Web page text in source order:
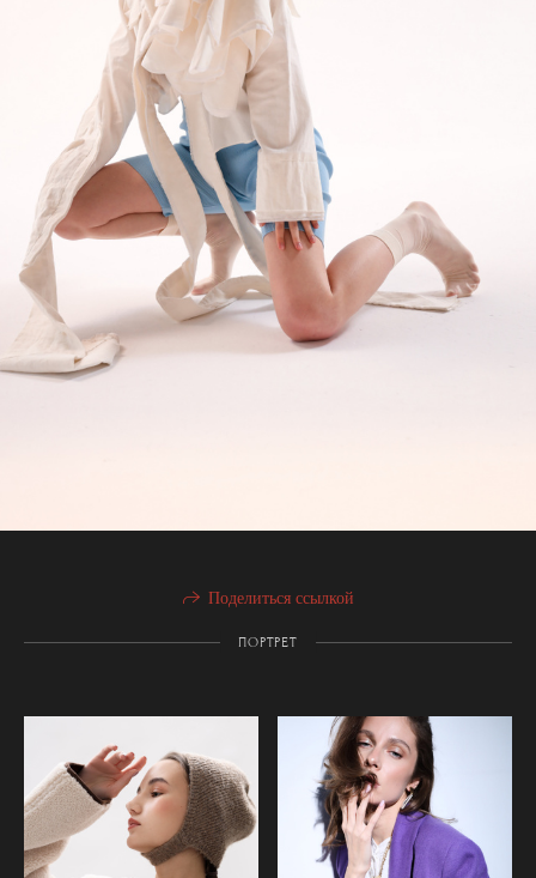
Поделиться ссылкой
ПОРТРЕТ